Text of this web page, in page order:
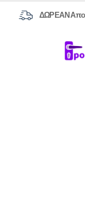
ΔΩΡΕΑΝ